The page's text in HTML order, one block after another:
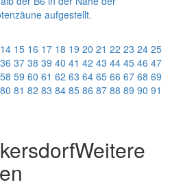
aufgestellt.
14 15 16 17 18 19 20 21 22 23 24 25
36 37 38 39 40 41 42 43 44 45 46 47
58 59 60 61 62 63 64 65 66 67 68 69
80 81 82 83 84 85 86 87 88 89 90 91
Weitere